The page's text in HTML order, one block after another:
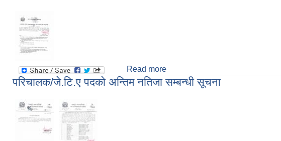
Read more
परिचालक/जे.टि.ए पदको अन्तिम नतिजा सम्बन्धी सूचना